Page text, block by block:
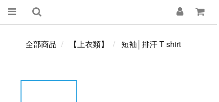
全部商品 【上衣類】 短袖│排汗 T shirt